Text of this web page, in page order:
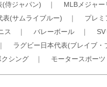
(侍ジャパン) ｜ MLBメジャ
表(サムライブルー) ｜ プレミ
ス ｜ バレーボール ｜
ラグビー日本代表(ブレイブ・
クシング ｜ モータースポーツ